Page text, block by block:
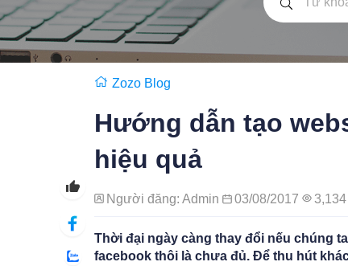
Zozo Blog
Hướng dẫn tạo
hiệu quả
Người đăng: Admin 03/08/2017 3,134
Thời đại ngày càng thay đổi nếu chúng
facebook thôi là chưa đủ. Để thu hút